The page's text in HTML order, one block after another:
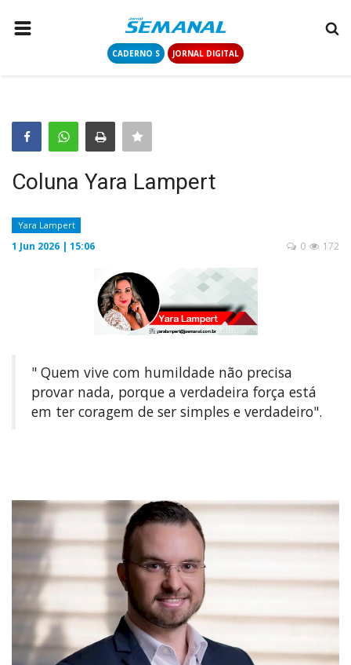
CADERNO S JORNAL DIGITAL
COLUNISTAS
CONTATO
LOGIN
CADASTRAR
JORNAL DIGITAL
Coluna Yara Lampert
Yara Lampert
1 Jun 2026 | 15:06 172
0
" Quem vive com humildade não precisa
provar nada, porque a verdadeira força está
em ter coragem de ser simples e verdadeiro".